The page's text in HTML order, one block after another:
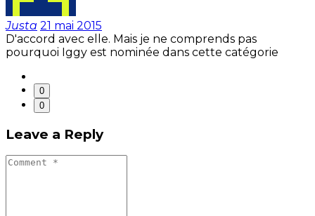
Justa 21 mai 2015
D'accord avec elle. Mais je ne comprends pas
pourquoi Iggy est nominée dans cette catégorie
0
0
Leave a Reply